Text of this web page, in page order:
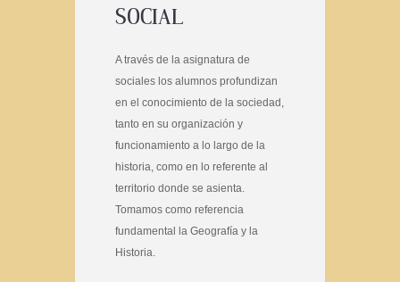
SOCIAL
A través de la asignatura de
sociales los alumnos profundizan
en el conocimiento de la sociedad,
tanto en su organización y
funcionamiento a lo largo de la
historia, como en lo referente al
territorio donde se asienta.
Tomamos como referencia
fundamental la Geografía y la
Historia.